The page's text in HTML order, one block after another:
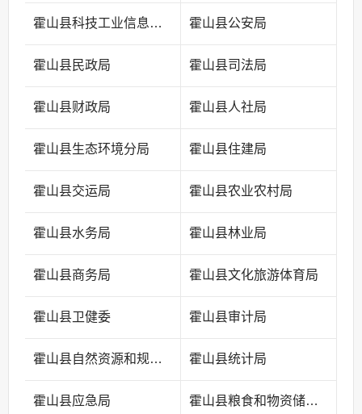
霍山县科技工业信息化局 霍山县公安局
霍山县民政局 霍山县司法局
霍山县财政局 霍山县人社局
霍山县生态环境分局 霍山县住建局
霍山县交运局 霍山县农业农村局
霍山县水务局 霍山县林业局
霍山县商务局 霍山县文化旅游体育局
霍山县卫健委 霍山县审计局
霍山县自然资源和规划局 霍山县统计局
霍山县应急局 霍山县粮食和物资储备中心